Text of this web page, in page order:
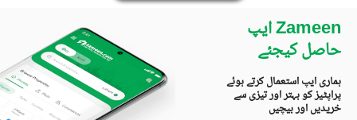
Zameen ایپ
حاصل کیجئے
ہماری ایپ استعمال کرتے ہوئے
پراپٹیز کو بہتر اور تیزی سے
خریدیں اور بیچیں